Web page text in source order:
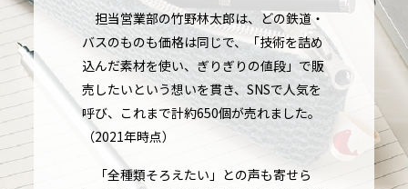
担当営業部の竹野林太郎は、どの鉄道・
バスのものも価格は同じで、「技術を詰め
込んだ素材を使い、ぎりぎりの値段」で販
売したいという想いを貫き、SNSで人気を
呼び、これまで計約650個が売れました。
（2021年時点）
「全種類そろえたい」との声も寄せら